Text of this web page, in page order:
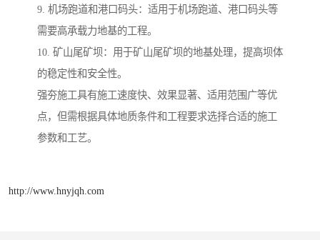
9. 机场跑道和港口码头：适用于机场跑道、港口码头等
需要高承载力地基的工程。
10. 矿山尾矿坝：用于矿山尾矿坝的地基处理，提高坝体
的稳定性和安全性。
强夯施工具有施工速度快、效果显著、适用范围广等优
点，但需根据具体地质条件和工程要求选择合适的施工
参数和工艺。
http://www.hnyjqh.com